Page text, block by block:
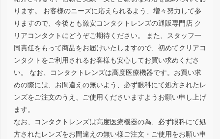
ります。 お客様のニーズに応えられるよう、増々努力して参
りますので、今後とも激安コンタクトレンズの通販専門店 ク
リアコンタクトにどうぞご期待ください。 また、スタッフ一
同責任をもって商品をお届けいたしますので、初めてクリアコ
ンタクトをご利用されるお客様も安心してお買い求めくださ
い。 なお、コンタクトレンズは高度医療機器です。お買い求
めの際には、お間違えの無いよう、必ず眼科にて処方されたレ
ンズをご注文のうえ、ご使用くださいますようお願い申し上げ
ます。
なお、コンタクトレンズは高度医療機器の為、必ず眼科にて処
方されたレンズをお間違えの無い様ご注文・ご使用をお願い申